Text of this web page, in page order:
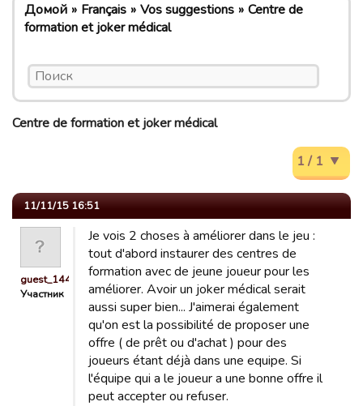
Домой Français Vos suggestions
Centre de
formation et joker médical
Centre de formation et joker médical
1 / 1
11/11/15 16:51
guest_1442478815709
Участник
Je vois 2 choses à améliorer dans le jeu :
tout d'abord instaurer des centres de
formation avec de jeune joueur pour les
améliorer. Avoir un joker médical serait
aussi super bien... J'aimerai également
qu'on est la possibilité de proposer une
offre ( de prêt ou d'achat ) pour des
joueurs étant déjà dans une equipe. Si
l'équipe qui a le joueur a une bonne offre il
peut accepter ou refuser.